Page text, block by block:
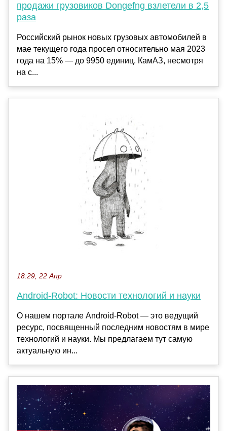
продажи грузовиков Dongefng взлетели в 2,5
раза
Российский рынок новых грузовых автомобилей в
мае текущего года просел относительно мая 2023
года на 15% — до 9950 единиц. КамАЗ, несмотря
на с...
18:29, 22 Апр
Android-Robot: Новости технологий и науки
О нашем портале Android-Robot — это ведущий
ресурс, посвященный последним новостям в мире
технологий и науки. Мы предлагаем тут самую
актуальную ин...